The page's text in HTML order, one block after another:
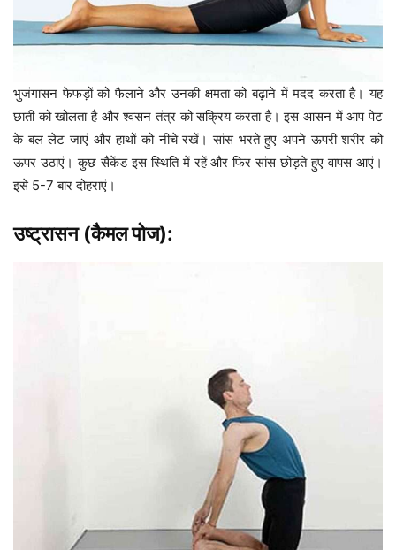
भुजंगासन फेफड़ों को फैलाने और उनकी क्षमता को बढ़ाने में मदद करता है। यह
छाती को खोलता है और श्वसन तंत्र को सक्रिय करता है। इस आसन में आप पेट
के बल लेट जाएं और हाथों को नीचे रखें। सांस भरते हुए अपने ऊपरी शरीर को
ऊपर उठाएं। कुछ सैकेंड इस स्थिति में रहें और फिर सांस छोड़ते हुए वापस आएं।
इसे 5-7 बार दोहराएं।
उष्ट्रासन (कैमल पोज):